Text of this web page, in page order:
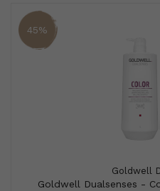
45%
Goldwell
Goldwell Dualsenses -